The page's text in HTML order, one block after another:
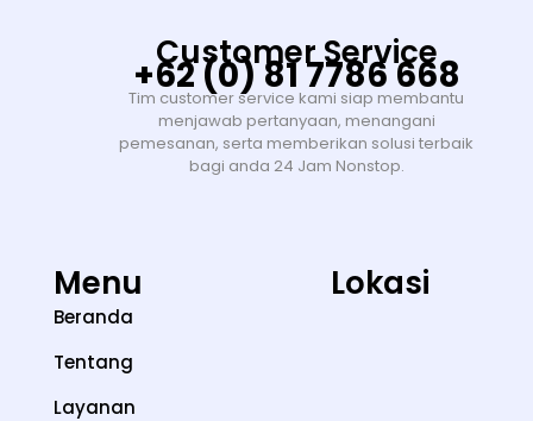
Customer Service
+62 (0) 81 7786 668
Tim customer service kami siap membantu
menjawab pertanyaan, menangani
pemesanan, serta memberikan solusi terbaik
bagi anda 24 Jam Nonstop.
Menu
Beranda
Tentang
Layanan
Lokasi